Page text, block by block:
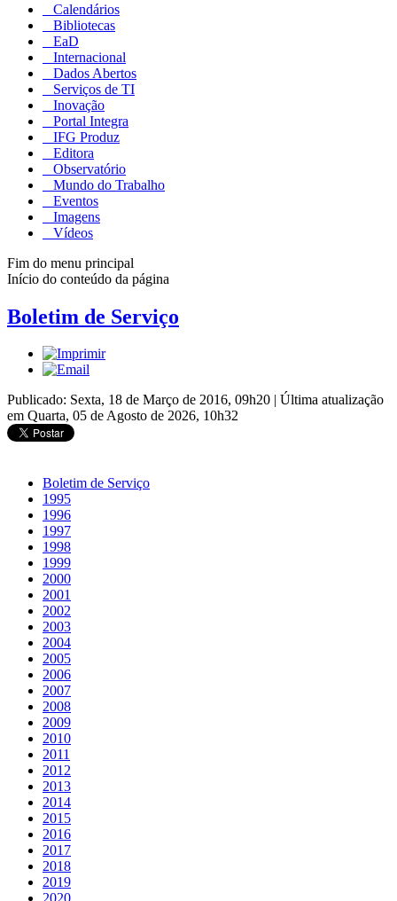
Calendários
Bibliotecas
EaD
Internacional
Dados Abertos
Serviços de TI
Inovação
Portal Integra
IFG Produz
Editora
Observatório
Mundo do Trabalho
Eventos
Imagens
Vídeos
Fim do menu principal
Início do conteúdo da página
Boletim de Serviço
Publicado: Sexta, 18 de Março de 2016, 09h20 | Última atualização
em Quarta, 05 de Agosto de 2026, 10h32
Boletim de Serviço
1995
1996
1997
1998
1999
2000
2001
2002
2003
2004
2005
2006
2007
2008
2009
2010
2011
2012
2013
2014
2015
2016
2017
2018
2019